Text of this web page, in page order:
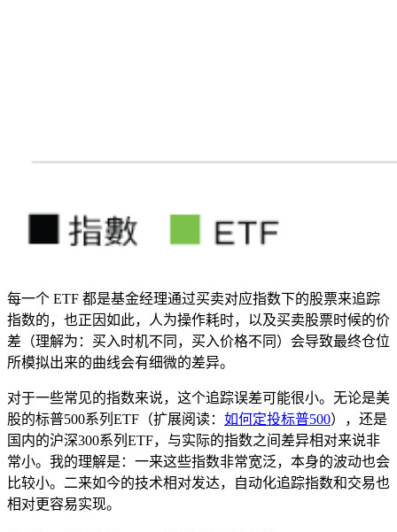
每一个 ETF 都是基金经理通过买卖对应指数下的股票来追踪
指数的，也正因如此，人为操作耗时，以及买卖股票时候的价
差（理解为：买入时机不同，买入价格不同）会导致最终仓位
所模拟出来的曲线会有细微的差异。
对于一些常见的指数来说，这个追踪误差可能很小。无论是美
股的标普500系列ETF（扩展阅读： 如何定投标普500），还是
国内的沪深300系列ETF，与实际的指数之间差异相对来说非
常小。我的理解是：一来这些指数非常宽泛，本身的波动也会
比较小。二来如今的技术相对发达，自动化追踪指数和交易也
相对更容易实现。